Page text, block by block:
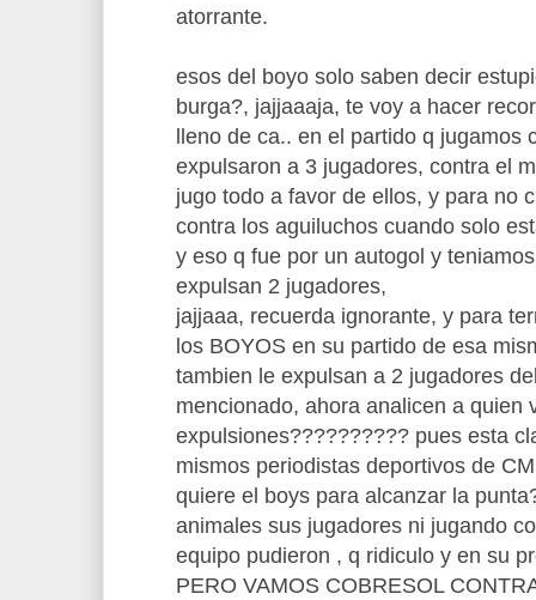
atorrante.
esos del boyo solo saben decir
burga?, jajjaaaja, te voy a hacer
lleno de ca.. en el partido q jugamos
expulsaron a 3 jugadores, contra el
jugo todo a favor de ellos, y para no
contra los aguiluchos cuando solo
y eso q fue por un autogol y
expulsan 2 jugadores,
jajjaaa, recuerda ignorante, y para
los BOYOS en su partido de esa
tambien le expulsan a 2 jugadores
mencionado, ahora analicen a quien
expulsiones?????????? pues esta
mismos periodistas deportivos de
quiere el boys para alcanzar la
animales sus jugadores ni jugando
equipo pudieron , q ridiculo y en su
PERO VAMOS COBRESOL